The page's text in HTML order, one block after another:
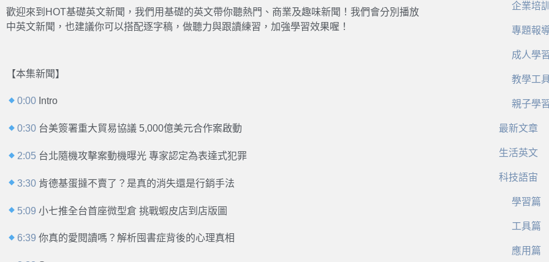
歡迎來到HOT基礎英文新聞，我們用基礎的英文帶你聽熱門、商業及趣味新聞！我們會分別播放
中英文新聞，也建議你可以搭配逐字稿，做聽力與跟讀練習，加強學習效果喔！
【本集新聞】
0:00 Intro
0:30 台美簽署重大貿易協議 5,000億美元合作案啟動
2:05 台北隨機攻擊案動機曝光 專家認定為表達式犯罪
3:30 肯德基蛋撻不賣了？是真的消失還是行銷手法
5:09 小七推全台首座微型倉 挑戰蝦皮店到店版圖
6:39 你真的愛閱讀嗎？解析囤書症背後的心理真相
企業培
專題報
成人學
教學工
親子學
最新文章
生活英文
科技語宙
學習篇
工具篇
應用篇